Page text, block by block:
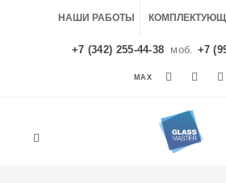
НАШИ РАБОТЫ
+7 (342) 255-44-38 моб. +7
MAX